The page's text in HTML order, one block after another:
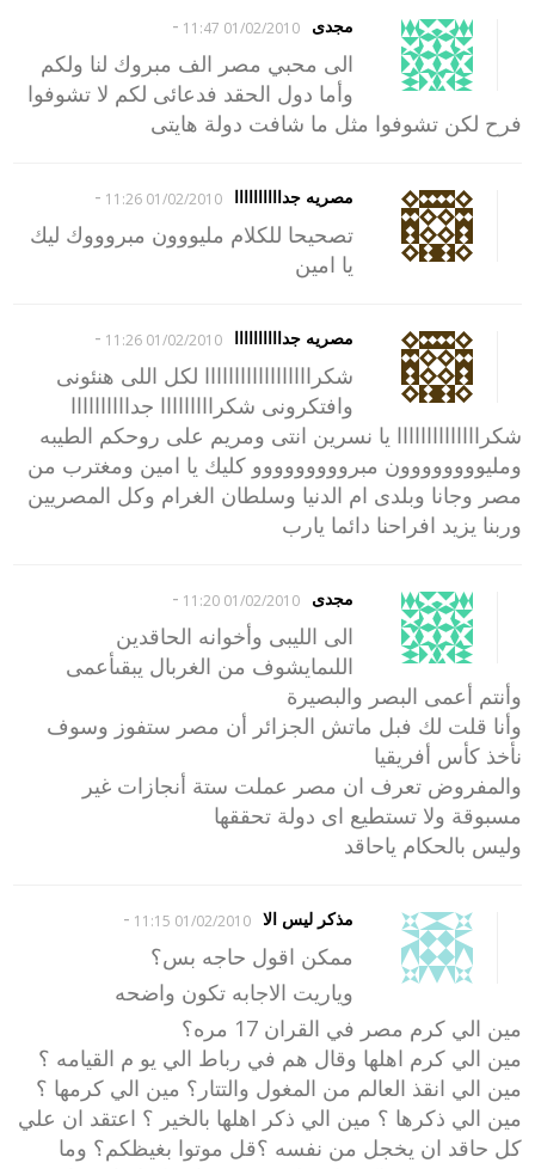
مجدى 01/02/2010 11:47
-
الى محبي مصر الف مبروك لنا ولكم
وأما دول الحقد فدعائى لكم لا تشوفوا
فرح لكن تشوفوا مثل ما شافت دولة هايتى
مصريه جداااااااااا 01/02/2010 11:26
-
تصحيحا للكلام مليووون مبروووك ليك
يا امين
مصريه جداااااااااا 01/02/2010 11:26
-
شكراااااااااااااااااا لكل اللى هنئونى
وافتكرونى شكرااااااااا جداااااااااا
شكراااااااااااااا يا نسرين انتى ومريم على روحكم الطيبه
ومليوووووووون مبرووووووووو كليك يا امين ومغترب من
مصر وجانا وبلدى ام الدنيا وسلطان الغرام وكل المصريين
وربنا يزيد افراحنا دائما يارب
مجدى 01/02/2010 11:20
-
الى الليبى وأخوانه الحاقدين
اللىمايشوف من الغربال يبقىأعمى
وأنتم أعمى البصر والبصيرة
وأنا قلت لك فبل ماتش الجزائر أن مصر ستفوز وسوف
نأخذ كأس أفريقيا
والمفروض تعرف ان مصر عملت ستة أنجازات غير
مسبوقة ولا تستطيع اى دولة تحققها
وليس بالحكام ياحاقد
مذكر ليس الا 01/02/2010 11:15
-
ممكن اقول حاجه بس؟
وياريت الاجابه تكون واضحه
مين الي كرم مصر في القران 17 مره؟
مين الي كرم اهلها وقال هم في رباط الي يو م القيامه ؟
مين الي انقذ العالم من المغول والتتار؟ مين الي كرمها ؟
مين الي ذكرها ؟ مين الي ذكر اهلها بالخير ؟ اعتقد ان علي
كل حاقد ان يخجل من نفسه ؟قل موتوا بغيظكم؟ وما